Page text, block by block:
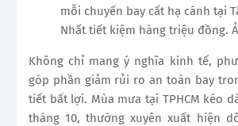
mỗi chuyến bay cất hạ cánh tại
Nhất tiết kiệm hàng triệu đồng.
Không chỉ mang ý nghĩa kinh tế,
góp phần giảm rủi ro an toàn bay
tiết bất lợi. Mùa mưa tại TPHCM kéo
tháng 10, thường xuyên xuất hiện